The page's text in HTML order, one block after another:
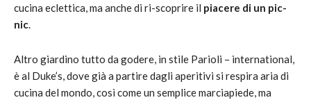
cucina eclettica, ma anche di ri-scoprire il piacere di un pic-
nic.
Altro giardino tutto da godere, in stile Parioli – international,
è al Duke’s, dove già a partire dagli aperitivi si respira aria di
cucina del mondo, così come un semplice marciapiede, ma